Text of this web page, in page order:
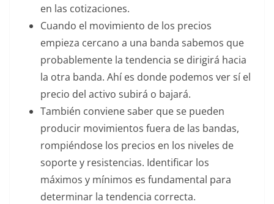
en las cotizaciones.
Cuando el movimiento de los precios
empieza cercano a una banda sabemos que
probablemente la tendencia se dirigirá hacia
la otra banda. Ahí es donde podemos ver sí el
precio del activo subirá o bajará.
También conviene saber que se pueden
producir movimientos fuera de las bandas,
rompiéndose los precios en los niveles de
soporte y resistencias. Identificar los
máximos y mínimos es fundamental para
determinar la tendencia correcta.